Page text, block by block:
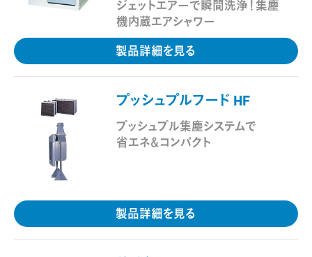
ジェットエアーで瞬間洗浄！集塵
機内蔵エアシャワー
製品詳細を見る
プッシュプルフード HF
プッシュプル集塵システムで
省エネ＆コンパクト
製品詳細を見る